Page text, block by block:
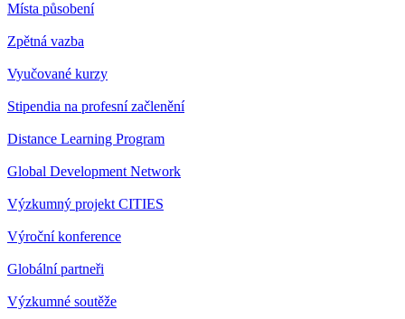
Místa působení
Zpětná vazba
Vyučované kurzy
Stipendia na profesní začlenění
Distance Learning Program
Global Development Network
Výzkumný projekt CITIES
Výroční konference
Globální partneři
Výzkumné soutěže